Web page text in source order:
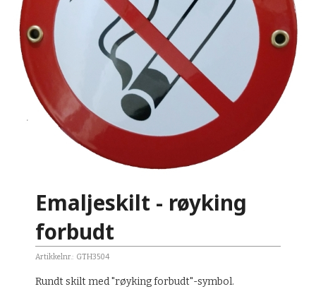
Emaljeskilt - røyking
forbudt
Artikkelnr.: GTH3504
Rundt skilt med "røyking forbudt"-symbol.